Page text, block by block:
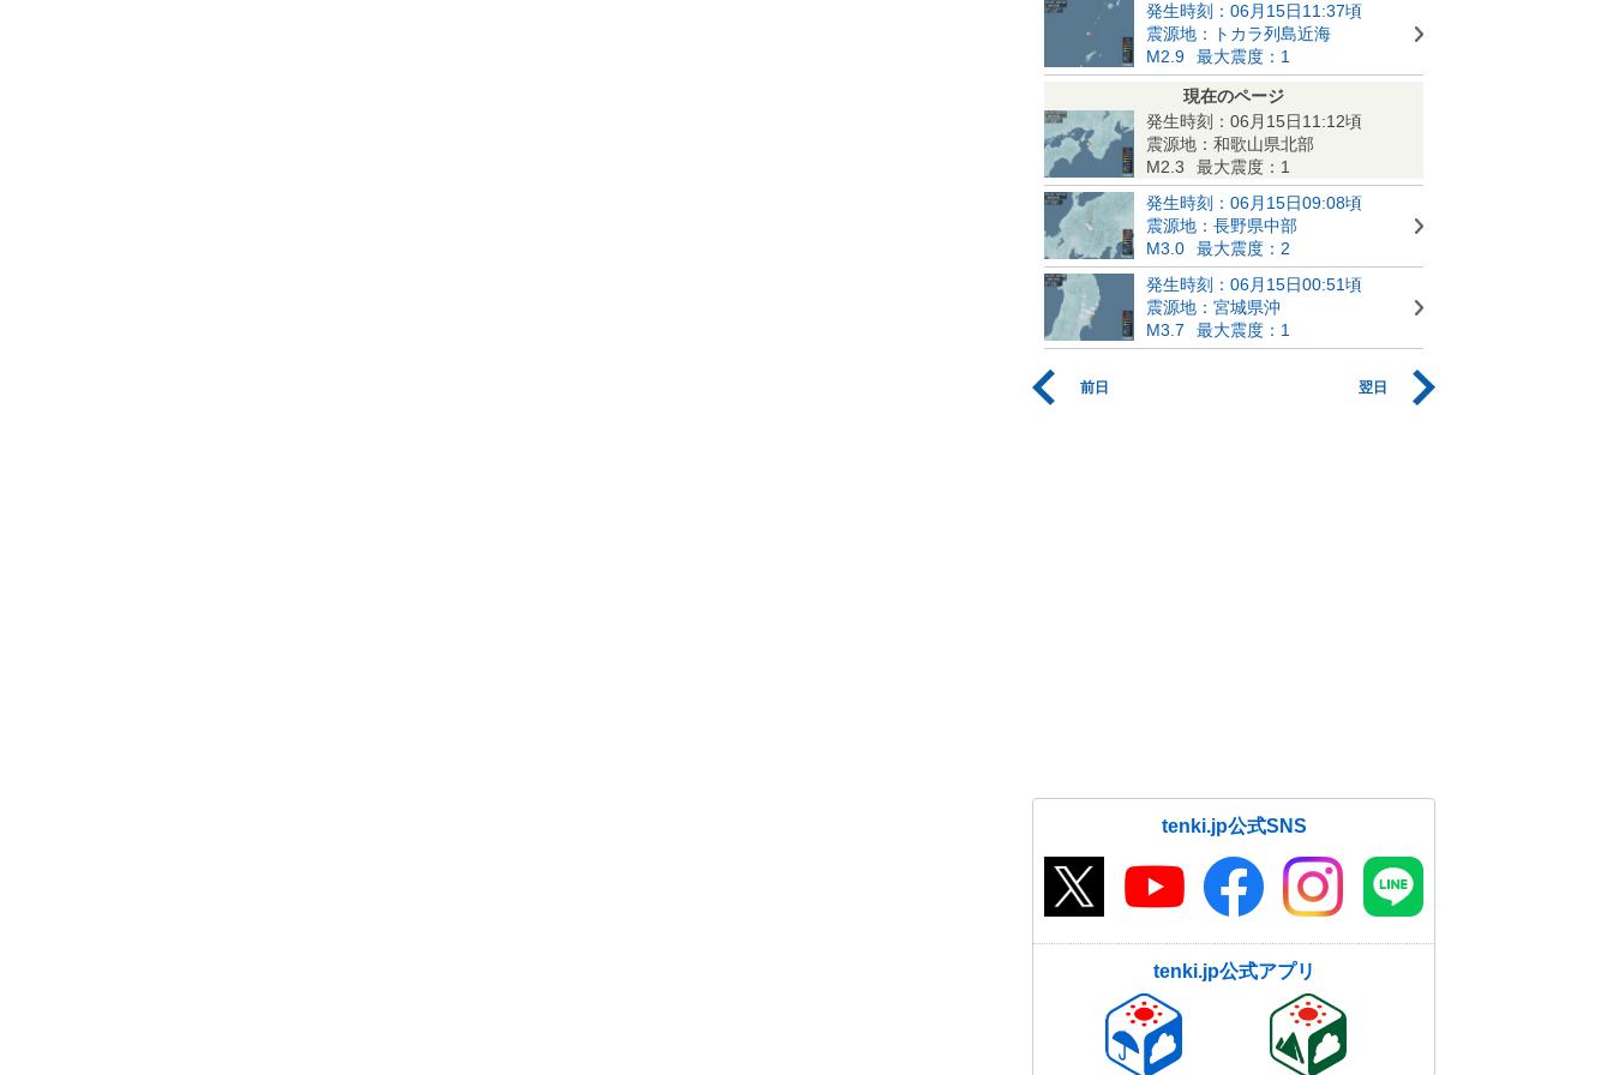
発生時刻：06月15日11:37頃
震源地：トカラ列島近海
M2.9
最大震度：1
現在のページ
発生時刻：06月15日11:12頃
震源地：和歌山県北部
M2.3
最大震度：1
発生時刻：06月15日09:08頃
震源地：長野県中部
M3.0
最大震度：2
発生時刻：06月15日00:51頃
震源地：宮城県沖
M3.7
最大震度：1
前日 翌日
tenki.jp公式SNS
tenki.jp公式アプリ